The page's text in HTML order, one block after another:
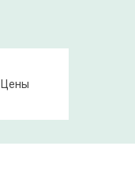
Цены